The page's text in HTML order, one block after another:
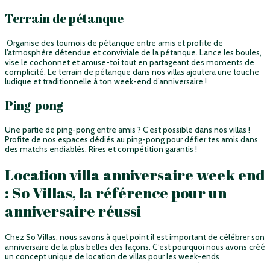
Terrain de pétanque
Organise des tournois de pétanque entre amis et profite de
l’atmosphère détendue et conviviale de la pétanque. Lance les boules,
vise le cochonnet et amuse-toi tout en partageant des moments de
complicité. Le terrain de pétanque dans nos villas ajoutera une touche
ludique et traditionnelle à ton week-end d’anniversaire !
Ping-pong
Une partie de ping-pong entre amis ? C’est possible dans nos villas !
Profite de nos espaces dédiés au ping-pong pour défier tes amis dans
des matchs endiablés. Rires et compétition garantis !
Location villa anniversaire week end
: So Villas, la référence pour un
anniversaire réussi
Chez So Villas, nous savons à quel point il est important de célébrer son
anniversaire de la plus belles des façons. C’est pourquoi nous avons créé
un concept unique de location de villas pour les week-ends